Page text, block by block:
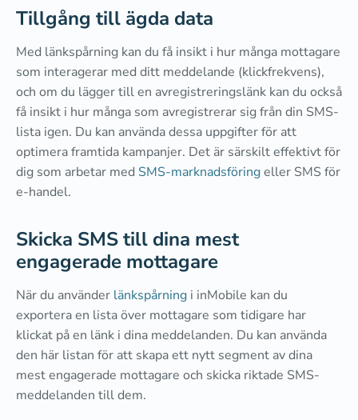
Tillgång till ägda data
Med länkspårning kan du få insikt i hur många mottagare
som interagerar med ditt meddelande (klickfrekvens),
och om du lägger till en avregistreringslänk kan du också
få insikt i hur många som avregistrerar sig från din SMS-
lista igen. Du kan använda dessa uppgifter för att
optimera framtida kampanjer. Det är särskilt effektivt för
dig som arbetar med SMS-marknadsföringeller SMS för
e-handel.
Skicka SMS till dina mest
engagerade mottagare
När du använder länkspårning i inMobile kan du
exportera en lista över mottagare som tidigare har
klickat på en länk i dina meddelanden. Du kan använda
den här listan för att skapa ett nytt segment av dina
mest engagerade mottagare och skicka riktade SMS-
meddelanden till dem.